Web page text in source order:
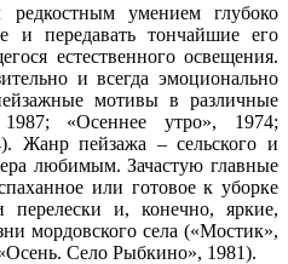
умением глубоко
и передавать тончайшие его
естественного освещения.
и всегда эмоционально
мотивы в различные
«Осеннее утро», 1974;
Жанр пейзажа – сельского и
любимым. Зачастую главные
или готовое к уборке
и, конечно, яркие,
мордовского села («Мостик»,
Село Рыбкино», 1981).